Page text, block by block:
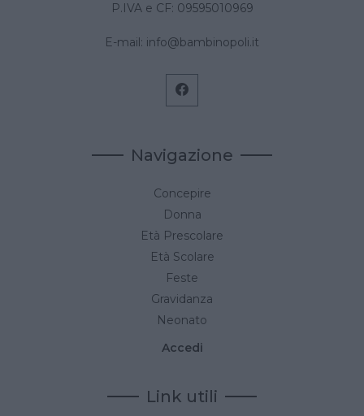
P.IVA e CF: 09595010969
E-mail: info@bambinopoli.it
Navigazione
Concepire
Donna
Età Prescolare
Età Scolare
Feste
Gravidanza
Neonato
Accedi
Link utili